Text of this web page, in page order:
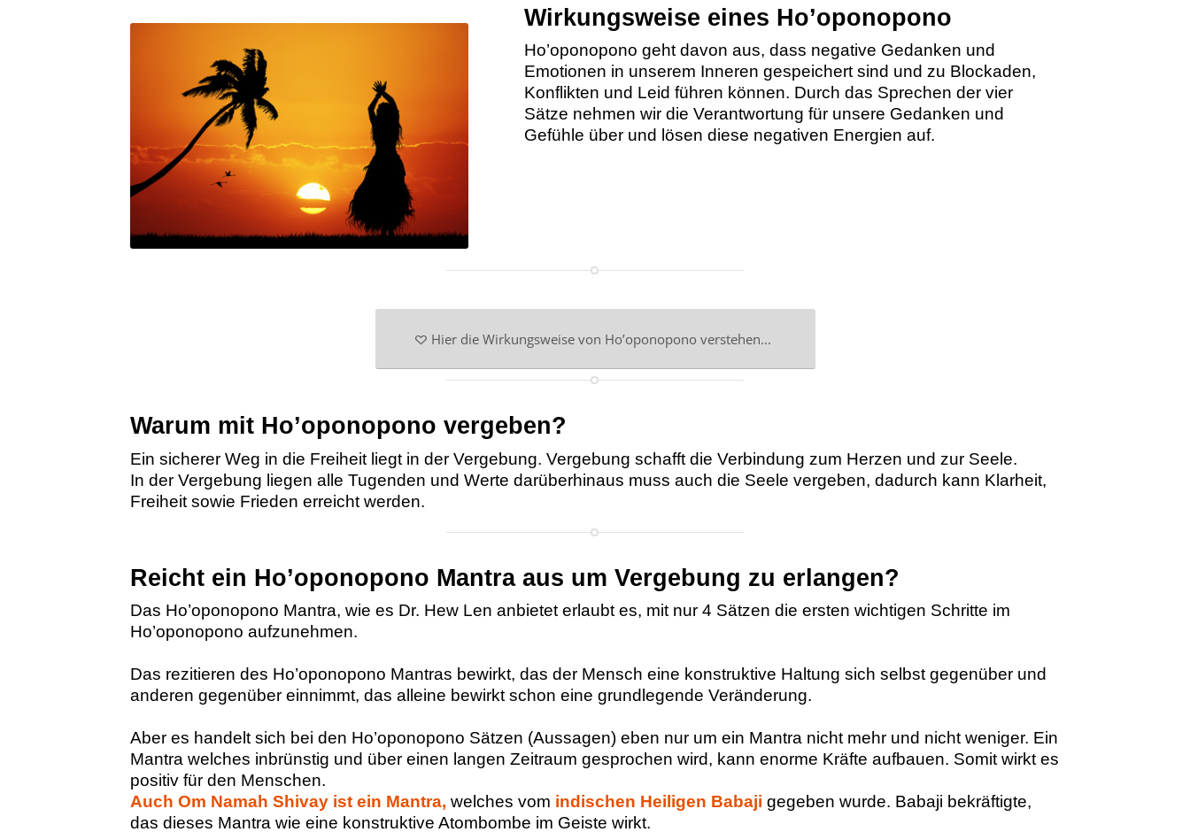
Wirkungsweise eines Ho’oponopono
Ho’oponopono geht davon aus, dass negative Gedanken und
Emotionen in unserem Inneren gespeichert sind und zu Blockaden,
Konflikten und Leid führen können. Durch das Sprechen der vier
Sätze nehmen wir die Verantwortung für unsere Gedanken und
Gefühle über und lösen diese negativen Energien auf.
Hier die Wirkungsweise von Ho’oponopono verstehen...
Warum mit Ho’oponopono vergeben?
Ein sicherer Weg in die Freiheit liegt in der Vergebung. Vergebung schafft die Verbindung zum Herzen und zur Seele.
In der Vergebung liegen alle Tugenden und Werte darüberhinaus muss auch die Seele vergeben, dadurch kann Klarheit,
Freiheit sowie Frieden erreicht werden.
Reicht ein Ho’oponopono Mantra aus um Vergebung zu erlangen?
Das Ho’oponopono Mantra, wie es Dr. Hew Len anbietet erlaubt es, mit nur 4 Sätzen die ersten wichtigen Schritte im
Ho’oponopono aufzunehmen.
Das rezitieren des Ho’oponopono Mantras bewirkt, das der Mensch eine konstruktive Haltung sich selbst gegenüber und
anderen gegenüber einnimmt, das alleine bewirkt schon eine grundlegende Veränderung.
Aber es handelt sich bei den Ho’oponopono Sätzen (Aussagen) eben nur um ein Mantra nicht mehr und nicht weniger. Ein
Mantra welches inbrünstig und über einen langen Zeitraum gesprochen wird, kann enorme Kräfte aufbauen. Somit wirkt es
positiv für den Menschen.
Auch Om Namah Shivay ist ein Mantra, welches vom indischen Heiligen Babaji gegeben wurde. Babaji bekräftigte,
das dieses Mantra wie eine konstruktive Atombombe im Geiste wirkt.